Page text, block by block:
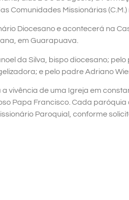
Comunidades Missionárias (C.M.)
Diocesano e acontecerá na
em Guarapuava.
da Silva, bispo diocesano; pelo
e pelo padre Adriano
vivência de uma Igreja em
Papa Francisco. Cada paróquia
Paroquial, conforme